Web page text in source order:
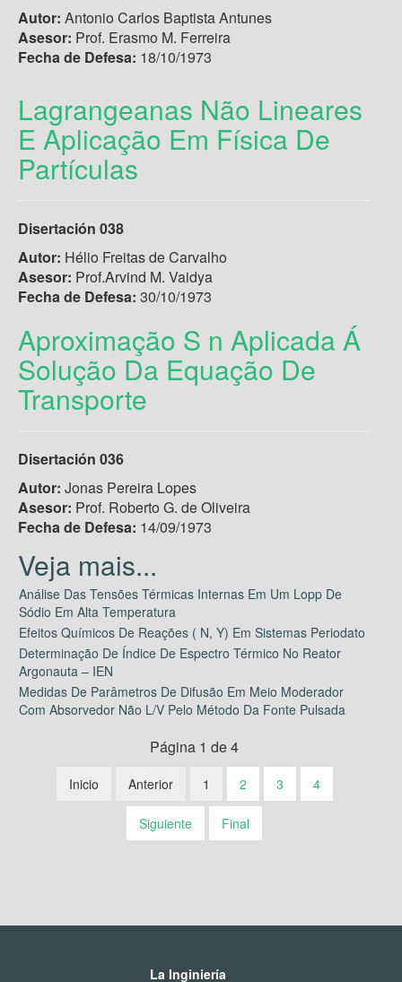
Autor: Antonio Carlos Baptista Antunes
Asesor: Prof. Erasmo M. Ferreira
Fecha de Defesa: 18/10/1973
Lagrangeanas Não Lineares
E Aplicação Em Física De
Partículas
Disertación 038
Autor: Hélio Freitas de Carvalho
Asesor: Prof.Arvind M. Vaidya
Fecha de Defesa: 30/10/1973
Aproximação S n Aplicada Á
Solução Da Equação De
Transporte
Disertación 036
Autor: Jonas Pereira Lopes
Asesor: Prof. Roberto G. de Oliveira
Fecha de Defesa: 14/09/1973
Análise Das Tensões Térmicas Internas Em Um Lopp De
Sódio Em Alta Temperatura
Efeitos Químicos De Reações ( N, Y) Em Sistemas Periodato
Determinação De Índice De Espectro Térmico No Reator
Argonauta – IEN
Medidas De Parâmetros De Difusão Em Meio Moderador
Com Absorvedor Não L/V Pelo Método Da Fonte Pulsada
Página 1 de 4
Inicio Anterior 1 2 3 4
Siguiente Final
La Inginiería